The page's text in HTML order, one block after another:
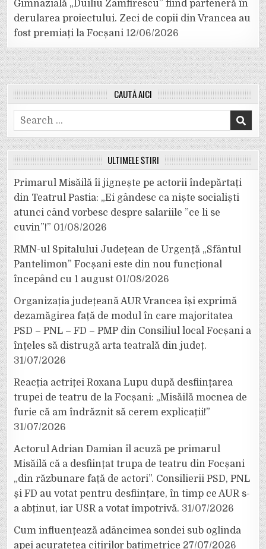
Gimnazială „Duiliu Zamfirescu” fiind parteneră în
derularea proiectului. Zeci de copii din Vrancea au
fost premiați la Focșani 12/06/2026
CAUTĂ AICI
Search
for:
ULTIMELE ȘTIRI
Primarul Misăilă îi jignește pe actorii îndepărtați
din Teatrul Pastia: „Ei gândesc ca niște socialiști
atunci când vorbesc despre salariile ”ce li se
cuvin”!” 01/08/2026
RMN-ul Spitalului Județean de Urgență „Sfântul
Pantelimon” Focșani este din nou funcțional
începând cu 1 august 01/08/2026
Organizația județeană AUR Vrancea își exprimă
dezamăgirea față de modul în care majoritatea
PSD – PNL – FD – PMP din Consiliul local Focșani a
înțeles să distrugă arta teatrală din județ.
31/07/2026
Reacția actriței Roxana Lupu după desființarea
trupei de teatru de la Focșani: „Misăilă mocnea de
furie că am îndrăznit să cerem explicații!”
31/07/2026
Actorul Adrian Damian îl acuză pe primarul
Misăilă că a desființat trupa de teatru din Focșani
„din răzbunare față de actori”. Consilierii PSD, PNL
și FD au votat pentru desființare, în timp ce AUR s-
a abținut, iar USR a votat împotrivă. 31/07/2026
Cum influențează adâncimea sondei sub oglinda
apei acuratețea citirilor batimetrice 27/07/2026